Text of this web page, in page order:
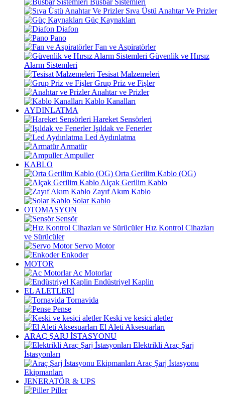
Busbar Sistemleri
Sıva Üstü Anahtar Ve Prizler
Güç Kaynakları
Diafon
Pano
Fan ve Aspiratörler
Güvenlik ve Hırsız
Alarm Sistemleri
Tesisat Malzemeleri
Grup Priz ve Fişler
Anahtar ve Prizler
Kablo Kanalları
AYDINLATMA
Hareket Sensörleri
Işıldak ve Fenerler
Led Aydınlatma
Armatür
Ampuller
KABLO
Orta Gerilim Kablo (OG)
Alçak Gerilim Kablo
Zayıf Akım Kablo
Solar Kablo
OTOMASYON
Sensör
Hız Kontrol Cihazları
ve Sürücüler
Servo Motor
Enkoder
MOTOR
Ac Motorlar
Endüstriyel Kaplin
EL ALETLERİ
Tornavida
Pense
Keski ve kesici aletler
El Aleti Aksesuarları
ARAÇ ŞARJ İSTASYONU
Elektrikli Araç Şarj
İstasyonları
Araç Şarj İstasyonu
Ekipmanları
JENERATÖR & UPS
Piller